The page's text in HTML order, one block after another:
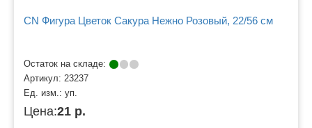
CN Фигура Цветок Сакура Нежно Розовый, 22/56 см
Остаток на складе:
Артикул: 23237
Ед. изм.: уп.
Цена:21 р.